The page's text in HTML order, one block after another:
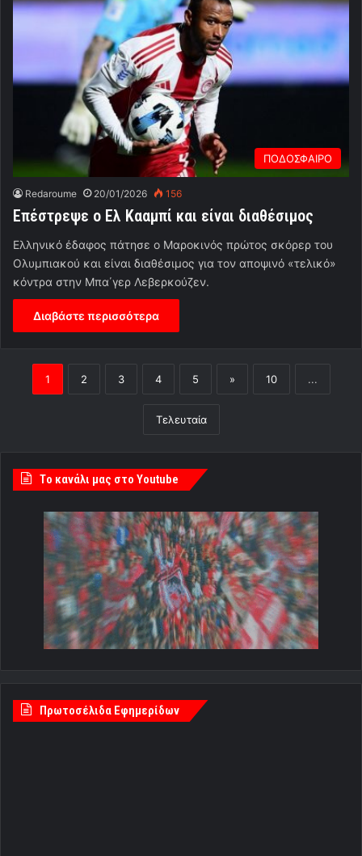
ΠΟΔΟΣΦΑΙΡΟ
Redaroume 20/01/2026 156
Επέστρεψε ο Ελ Κααμπί και είναι διαθέσιμος
Ελληνικό έδαφος πάτησε ο Μαροκινός πρώτος σκόρερ του
Ολυμπιακού και είναι διαθέσιμος για τον αποψινό «τελικό»
κόντρα στην Μπα΄γερ Λεβερκούζεν.
Διαβάστε περισσότερα
1 2 3 4 5 » 10 ...
Τελευταία
Tο κανάλι μας στο Youtube
Πρωτοσέλιδα Εφημερίδων